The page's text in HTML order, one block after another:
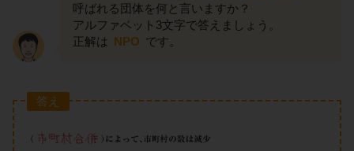
呼ばれる団体を何と言いますか？
アルファベット3文字で答えましょう。
正解は NPO です。
答え